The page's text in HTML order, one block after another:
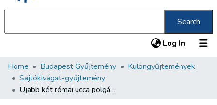
Search
Log In (current)
Communities & Collections
All of DSpace
Home Budapest Gyűjtemény
Különgyűjtemények
Sajtókivágat-gyűjtemény
Ujabb két római ucca polgári házait ásták fel Aquincumban